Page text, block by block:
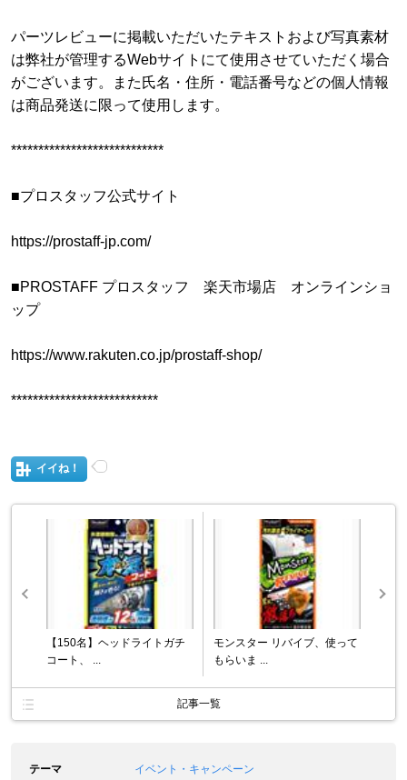
パーツレビューに掲載いただいたテキストおよび写真素材
は弊社が管理するWebサイトにて使用させていただく場合
がございます。また氏名・住所・電話番号などの個人情報
は商品発送に限って使用します。
****************************
■プロスタッフ公式サイト
https://prostaff-jp.com/
■PROSTAFF プロスタッフ 楽天市場店 オンラインショ
ップ
https://www.rakuten.co.jp/prostaff-shop/
***************************
イイね！
【150名】ヘッドライトガチ
コート、 ...
モンスター リバイブ、使って
もらいま ...
記事一覧
テーマ
イベント・キャンペーン